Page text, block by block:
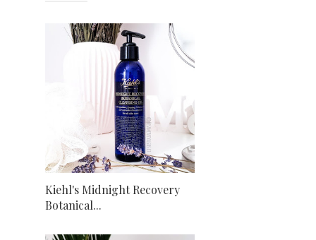
Kiehl's Midnight Recovery
Botanical...